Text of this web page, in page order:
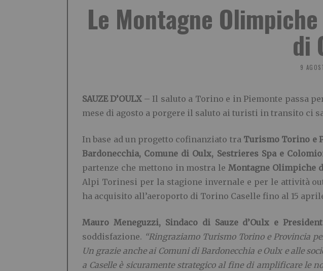
Le Montagne
di
9
SAUZE D’OULX– Il saluto a Torino e in Piemonte passa
mese di agosto a porgere il saluto ai turisti in transito ci
In base ad un progetto cofinanziato tra Turismo Torino e
Bardonecchia, Comune di Oulx, Sestrieres Spa e
partenze che mettono in mostra leMontagne Olimpiche
Alpi Torinesi per la stagione invernale e per le attività
ha acquisito all’aeroporto di Torino Caselle fino al 15
Mauro Meneguzzi, Sindaco di Sauze d’Oulx e
soddisfazione. “Ringraziamo Turismo Torino e Provincia
Un grazie anche ai Comuni di Bardonecchia e Oulx e alle
a Caselle è sicuramente strategico al fine di amplificare le